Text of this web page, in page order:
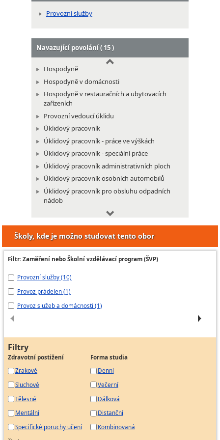
Provozní služby
Navazující povolání ( 15 )
Hospodyně
Hospodyně v domácnosti
Hospodyně v restauračních a ubytovacích
zařízeních
Provozní vedoucí úklidu
Úklidový pracovník
Úklidový pracovník - práce ve výškách
Úklidový pracovník - speciální práce
Úklidový pracovník administrativních ploch
Úklidový pracovník osobních automobilů
Úklidový pracovník pro obsluhu odpadních
nádob
Úklidový pracovník průmyslových ploch
Úklidový pracovník v potravinářských
provozech
Úklidový pracovník ve zdravotnických a
nemocničních zařízeních
Školy, kde je možno studovat tento obor
Filtr: Zaměření nebo Školní vzdělávací program (ŠVP)
Provozní služby (10)
Provoz prádelen (1)
Provoz služeb a domácnosti (1)
Filtry
Zdravotní postižení
Zrakové
Sluchové
Tělesné
Mentální
Specifické poruchy učení
Forma studia
Denní
Večerní
Dálková
Distanční
Kombinovaná